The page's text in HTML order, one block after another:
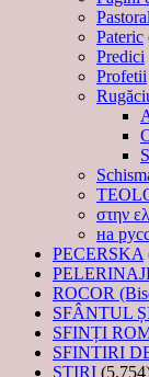
Pateric
Predici
Profetii
στην
на
PECERSKA
ROCOR
SFÂNTUL
SFINȚI
SFINTIRI
ŞTIRI